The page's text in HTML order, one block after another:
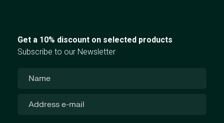
Get a 10% discount on selected products
Subscribe to our Newsletter